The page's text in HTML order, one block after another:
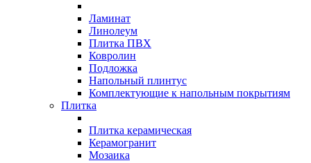
Ламинат
Линолеум
Плитка ПВХ
Ковролин
Подложка
Напольный плинтус
Комплектующие к напольным покрытиям
Плитка
Плитка керамическая
Керамогранит
Мозаика